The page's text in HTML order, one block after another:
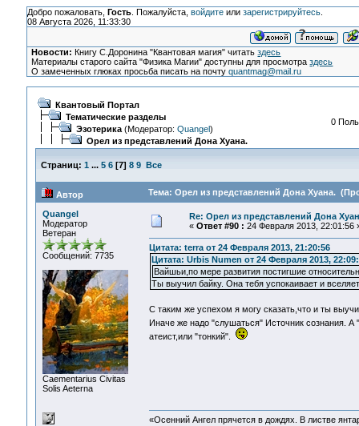
Добро пожаловать, Гость. Пожалуйста, войдитеили зарегистрируйтесь.
08 Августа 2026, 11:33:30
Новости: Книгу С.Доронина "Квантовая магия" читатьздесь
Материалы старого сайта "Физика Магии" доступны для просмотраздесь
О замеченных глюках просьба писать на почтуquantmag@mail.ru
Квантовый Портал
Тематические разделы
Эзотерика(Модератор: Quangel)
Орел из представлений Дона Хуана.
0
Страниц: 1 ... 5 6[7] 8 9 Все
Автор Тема: Орел из представлений Дона Хуана.
Quangel
Модератор
Ветеран
Сообщений: 7735
Сaementarius Civitas
Solis Aeterna
Re: Орел из представлений Дона
« Ответ #90 : 24 Февраля 2013, 22:01:56
Цитата: terra от 24 Февраля 2013, 21:20:56
Цитата: Urbis Numen от 24 Февраля 2013,
Вайшьи,по мере развития постигшие
Ты выучил байку. Она тебя успокаивает и
C таким же успехом я могу сказать,что и ты
Иначе же надо "слушаться" Источник сознания.
атеист,или "тонкий".
«Осенний Ангел прячется в дождях. В листве